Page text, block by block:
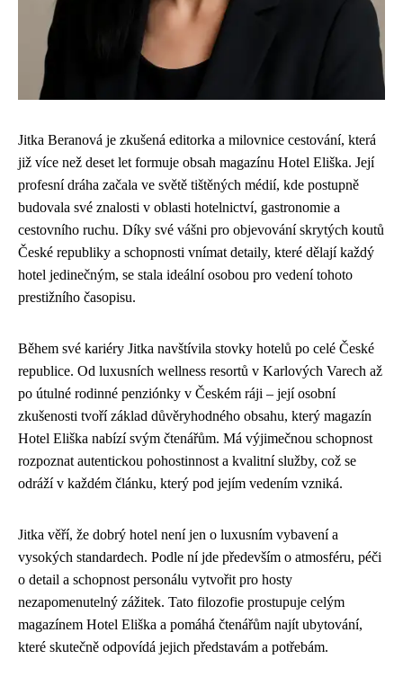
Jitka Beranová je zkušená editorka a milovnice cestování, která
již více než deset let formuje obsah magazínu Hotel Eliška. Její
profesní dráha začala ve světě tištěných médií, kde postupně
budovala své znalosti v oblasti hotelnictví, gastronomie a
cestovního ruchu. Díky své vášni pro objevování skrytých koutů
České republiky a schopnosti vnímat detaily, které dělají každý
hotel jedinečným, se stala ideální osobou pro vedení tohoto
prestižního časopisu.
Během své kariéry Jitka navštívila stovky hotelů po celé České
republice. Od luxusních wellness resortů v Karlových Varech až
po útulné rodinné penziónky v Českém ráji – její osobní
zkušenosti tvoří základ důvěryhodného obsahu, který magazín
Hotel Eliška nabízí svým čtenářům. Má výjimečnou schopnost
rozpoznat autentickou pohostinnost a kvalitní služby, což se
odráží v každém článku, který pod jejím vedením vzniká.
Jitka věří, že dobrý hotel není jen o luxusním vybavení a
vysokých standardech. Podle ní jde především o atmosféru, péči
o detail a schopnost personálu vytvořit pro hosty
nezapomenutelný zážitek. Tato filozofie prostupuje celým
magazínem Hotel Eliška a pomáhá čtenářům najít ubytování,
které skutečně odpovídá jejich představám a potřebám.